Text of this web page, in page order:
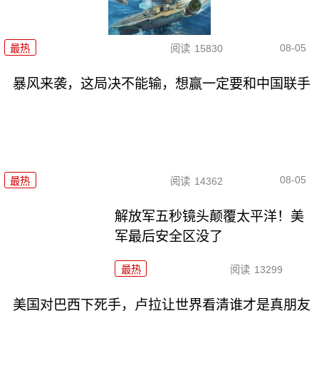
最热 阅读 15830 08-05
暴风来袭，这局决不能输，想赢一定要和中国联手
最热 阅读 14362 08-05
解放军五秒镜头颠覆太平洋！美
军最后安全区没了
最热 阅读 13299
美国对巴西下死手，卢拉让世界看清谁才是真朋友